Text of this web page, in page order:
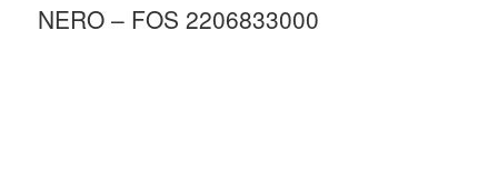
Preventivo Impianto Elettrico
NERO – FOS 2206833000